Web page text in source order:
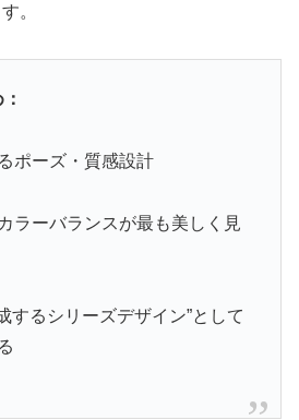
。
ポーズ・質感設計
ラーバランスが最も美しく見
するシリーズデザイン”として